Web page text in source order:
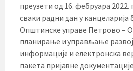
преузети од 16. фебруара 2022.
сваки радни дан у канцеларија
Општинске управе Петрово –
планирање и управљање
информације и електронска
пакета пријавне